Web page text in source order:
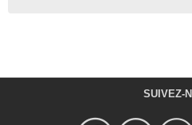
SUIVEZ-